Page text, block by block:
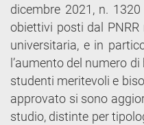
dicembre 2021, n.
obiettivi posti dal
universitaria, e in
l’aumento del numero
studenti meritevoli e
approvato si sono
studio, distinte per